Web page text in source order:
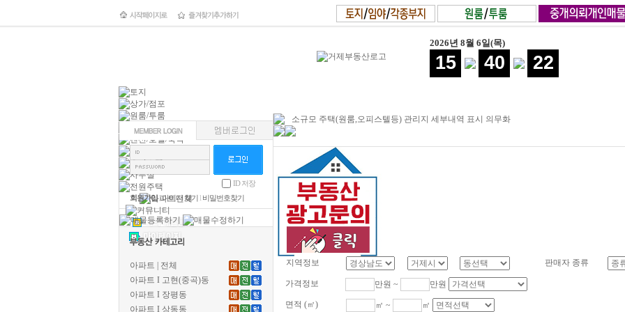
2026년 8월 6일(목)
15 40 22
ID 저장
회원가입l아이디 찾기 l 비밀번호찾기
아파트 | 전체
아파트 I 고현(중곡)동
아파트 I 장평동
아파트 I 상동동
소규모 주택(원룸,오피스텔등) 관리지 세부내역 표시 의무화
지역정보 판매자 종류
가격정보 만원 ~ 만원
면적 (㎡) ㎡ ~ ㎡